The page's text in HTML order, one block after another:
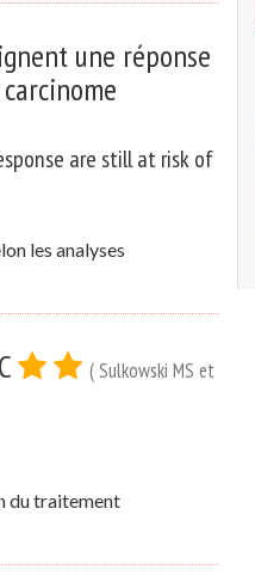
une réponse
are still at risk of
les analyses
( Sulkowski MS et
du traitement